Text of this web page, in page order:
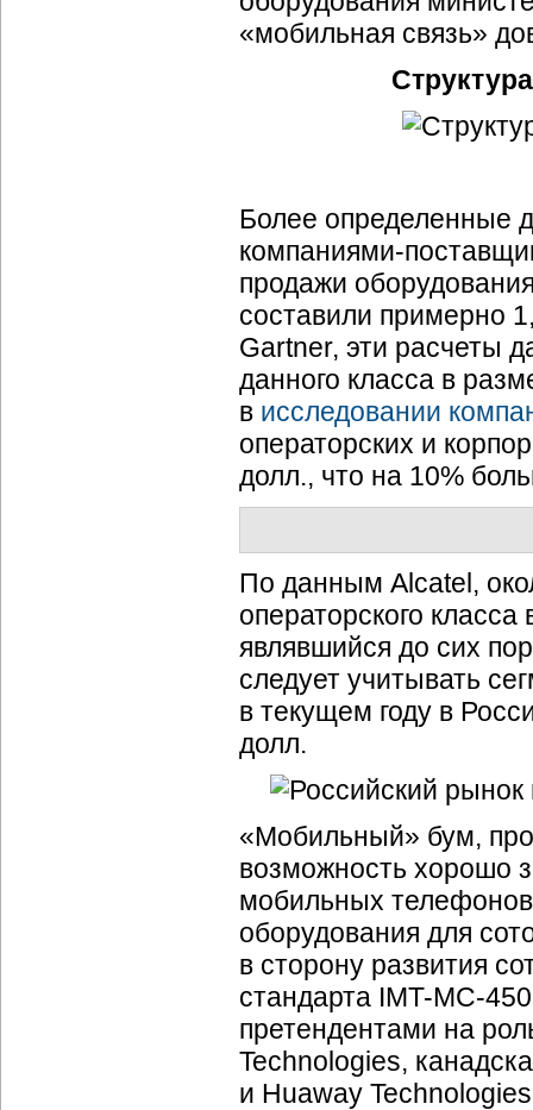
«мобильная связь»
Более определенные
компаниями-
продажи
составили примерно
Gartner, эти расчеты
данного класса в
в исследовании
операторских и
долл., что на 10%
По данным Alcatel,
операторского
являвшийся до сих
следует учитывать
в текущем году в
долл.
«Мобильный» бум,
возможность хорошо
мобильных
оборудования для
в сторону развития
стандарта IMT-MC-
претендентами на
Technologies,
и Huaway